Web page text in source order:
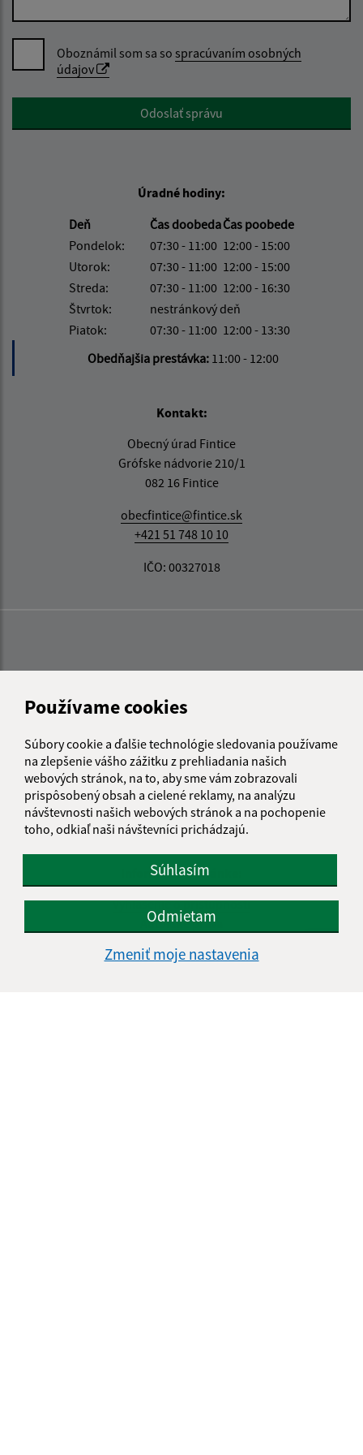
Používame cookies
Súbory cookie a ďalšie technológie sledovania používame
na zlepšenie vášho zážitku z prehliadania našich
webových stránok, na to, aby sme vám zobrazovali
prispôsobený obsah a cielené reklamy, na analýzu
návštevnosti našich webových stránok a na pochopenie
toho, odkiaľ naši návštevníci prichádzajú.
Súhlasím
Odmietam
Zmeniť moje nastavenia
Oboznámil som sa so spracúvaním osobných
údajov
Google reCaptcha ResponseOdoslať správu
Úradné hodiny:
Deň
Čas doobedaČas poobede
Pondelok:
07:30 - 11:00 12:00 - 15:00
Utorok:
07:30 - 11:00 12:00 - 15:00
Streda:
07:30 - 11:00 12:00 - 16:30
Štvrtok:
nestránkový deň
Piatok:
07:30 - 11:00 12:00 - 13:30
Obedňajšia prestávka: 11:00 - 12:00
Kontakt:
Obecný úrad Fintice
Grófske nádvorie 210/1
082 16 Fintice
obecfintice@fintice.sk
+421 51 748 10 10
IČO: 00327018
Informácie o stránke:
Vyhlásenie o prístupnosti
Autorské práva